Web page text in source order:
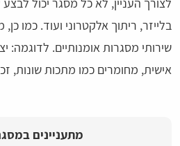
בלייזר, ריתוך אלקטרוני ועוד. כמו
שירותי מסגרות אומנותיים. לדוגמה:
אישית, מחומרים כמו מתכות שונות,
מתעניינים